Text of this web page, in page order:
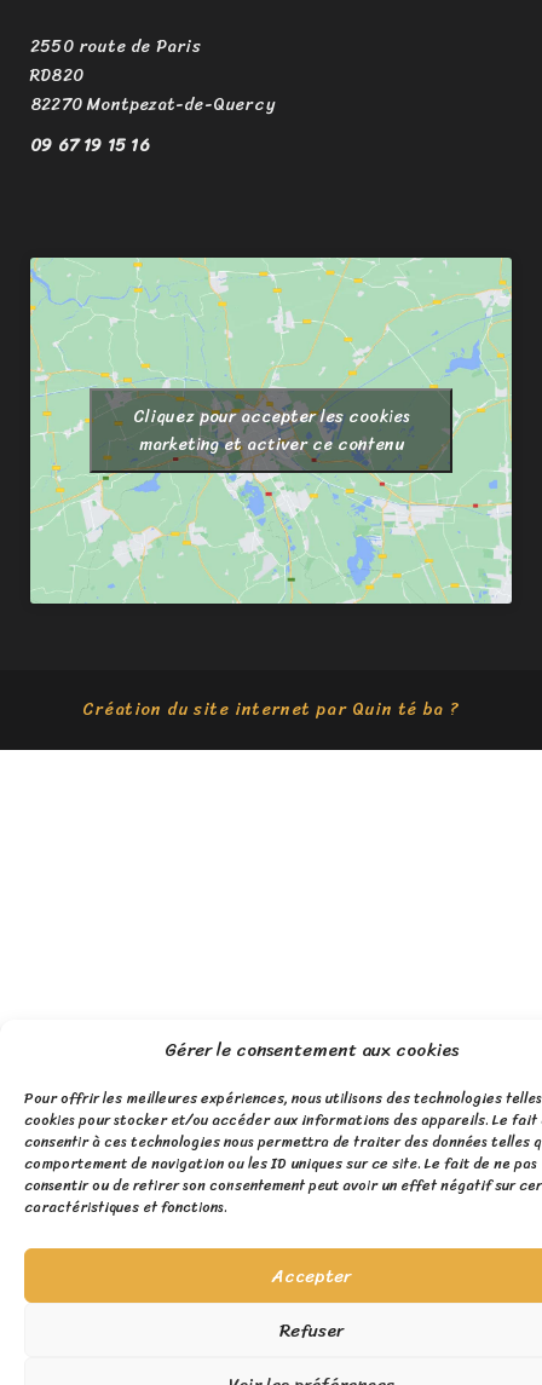
Gérer le consentement aux cookies
Pour offrir les meilleures expériences, nous utilisons des technologies
cookies pour stocker et/ou accéder aux informations des appareils. Le fait
consentir à ces technologies nous permettra de traiter des données telles
comportement de navigation ou les ID uniques sur ce site. Le fait de ne pas
consentir ou de retirer son consentement peut avoir un effet négatif sur
caractéristiques et fonctions.
Accepter
Refuser
2550 route de Paris
RD820
82270 Montpezat-de-Quercy
09 67 19 15 16
Cliquez pour accepter les cookies
marketing et activer ce contenu
Création du site internet par Quin té ba ?